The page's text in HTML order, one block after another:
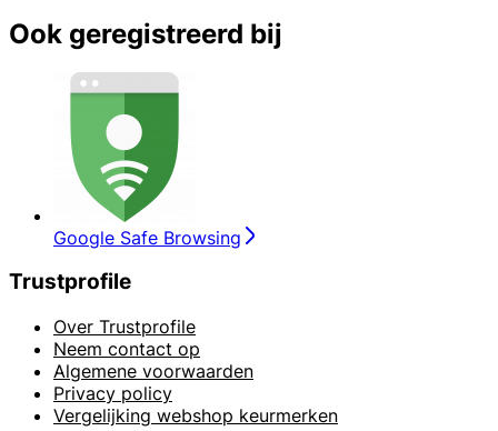
Ook geregistreerd bij
Google Safe Browsing
Trustprofile
Over Trustprofile
Neem contact op
Algemene voorwaarden
Privacy policy
Vergelijking webshop keurmerken